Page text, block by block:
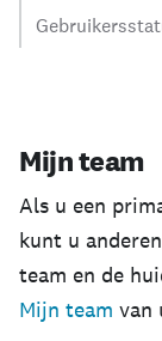
Mijn team
Als u een
kunt u
team en de
Mijn team van